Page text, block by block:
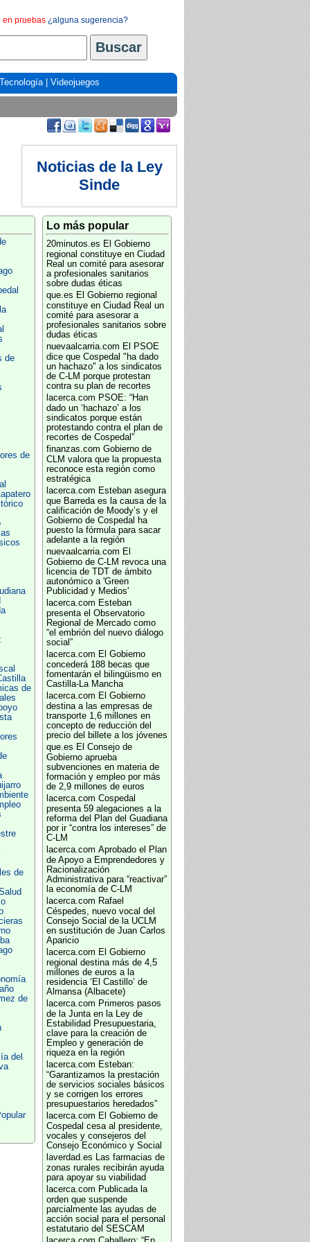
en pruebas ¿alguna sugerencia?
Tecnología| Videojuegos
Noticias de la Ley
Sinde
de
de
de
de
de
del
Lo más popular
20minutos.es El Gobierno
regional constituye en Ciudad
Real un comité para asesorar
a profesionales sanitarios
sobre dudas éticas
que.es El Gobierno regional
constituye en Ciudad Real un
comité para asesorar a
profesionales sanitarios sobre
dudas éticas
nuevaalcarria.com El PSOE
dice que Cospedal "ha dado
un hachazo" a los sindicatos
de C-LM porque protestan
contra su plan de recortes
lacerca.com PSOE: “Han
dado un ‘hachazo’ a los
sindicatos porque están
protestando contra el plan de
recortes de Cospedal”
finanzas.com Gobierno de
CLM valora que la propuesta
reconoce esta región como
estratégica
lacerca.com Esteban asegura
que Barreda es la causa de la
calificación de Moody’s y el
Gobierno de Cospedal ha
puesto la fórmula para sacar
adelante a la región
nuevaalcarria.com El
Gobierno de C-LM revoca una
licencia de TDT de ámbito
autonómico a 'Green
Publicidad y Medios'
lacerca.com Esteban
presenta el Observatorio
Regional de Mercado como
“el embrión del nuevo diálogo
social”
lacerca.com El Gobierno
concederá 188 becas que
fomentarán el bilingüismo en
Castilla-La Mancha
lacerca.com El Gobierno
destina a las empresas de
transporte 1,6 millones en
concepto de reducción del
precio del billete a los jóvenes
que.es El Consejo de
Gobierno aprueba
subvenciones en materia de
formación y empleo por más
de 2,9 millones de euros
lacerca.com Cospedal
presenta 59 alegaciones a la
reforma del Plan del Guadiana
por ir “contra los intereses” de
C-LM
lacerca.com Aprobado el Plan
de Apoyo a Emprendedores y
Racionalización
Administrativa para “reactivar”
la economía de C-LM
lacerca.com Rafael
Céspedes, nuevo vocal del
Consejo Social de la UCLM
en sustitución de Juan Carlos
Aparicio
lacerca.com El Gobierno
regional destina más de 4,5
millones de euros a la
residencia ‘El Castillo’ de
Almansa (Albacete)
lacerca.com Primeros pasos
de la Junta en la Ley de
Estabilidad Presupuestaria,
clave para la creación de
Empleo y generación de
riqueza en la región
lacerca.com Esteban:
“Garantizamos la prestación
de servicios sociales básicos
y se corrigen los errores
presupuestarios heredados”
lacerca.com El Gobierno de
Cospedal cesa al presidente,
vocales y consejeros del
Consejo Económico y Social
laverdad.es Las farmacias de
zonas rurales recibirán ayuda
para apoyar su viabilidad
lacerca.com Publicada la
orden que suspende
parcialmente las ayudas de
acción social para el personal
estatutario del SESCAM